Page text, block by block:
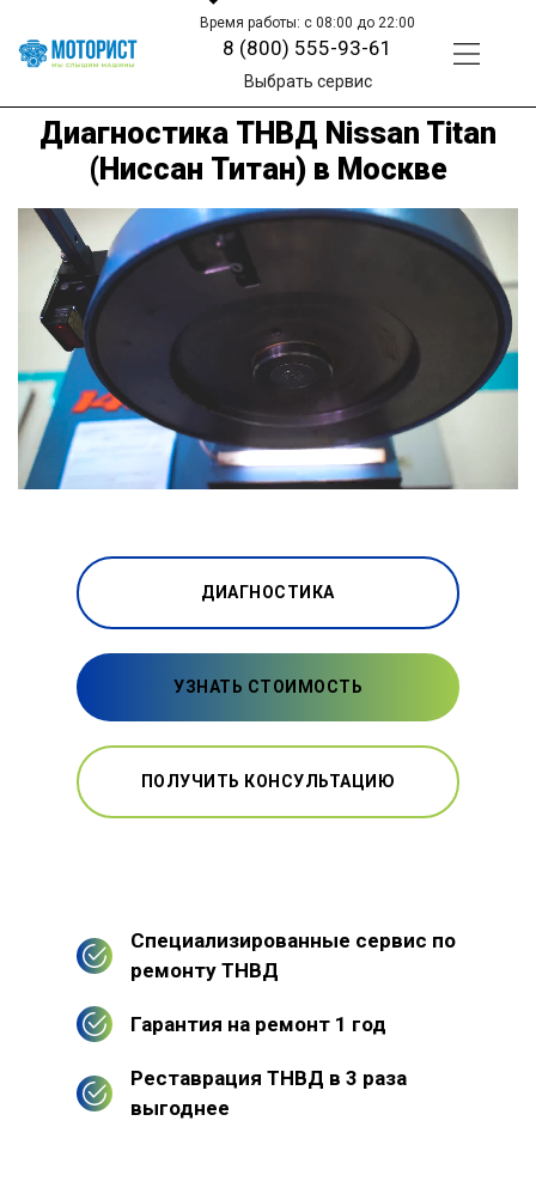
Время работы: с 08:00 до 22:00
8 (800) 555-93-61
Выбрать сервис
Диагностика ТНВД Nissan Titan
(Ниссан Титан) в Москве
ДИАГНОСТИКА
УЗНАТЬ СТОИМОСТЬ
ПОЛУЧИТЬ КОНСУЛЬТАЦИЮ
Специализированные сервис по
ремонту ТНВД
Гарантия на ремонт 1 год
Реставрация ТНВД в 3 раза
выгоднее